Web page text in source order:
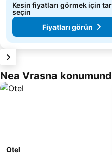
Kesin fiyatları görmek için
seçin
Fiyatları görün
Nea Vrasna
Otel